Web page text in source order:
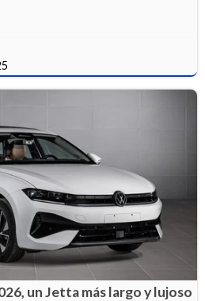
un Jetta más largo y lujoso